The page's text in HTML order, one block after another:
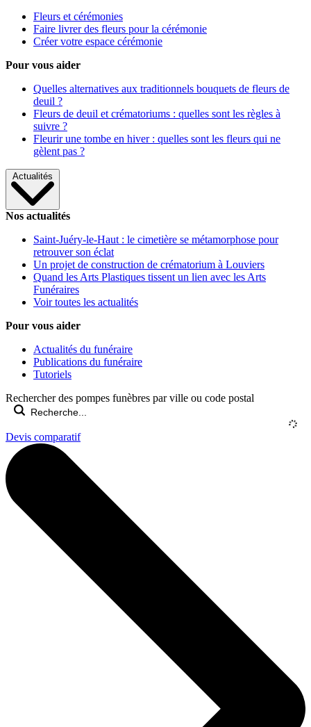
Fleurs et cérémonies
Faire livrer des fleurs pour la cérémonie
Créer votre espace cérémonie
Pour vous aider
Quelles alternatives aux traditionnels bouquets de fleurs de
deuil ?
Fleurs de deuil et crématoriums : quelles sont les règles à
suivre ?
Fleurir une tombe en hiver : quelles sont les fleurs qui ne
gèlent pas ?
Actualités
Nos actualités
Saint-Juéry-le-Haut : le cimetière se métamorphose pour
retrouver son éclat
Un projet de construction de crématorium à Louviers
Quand les Arts Plastiques tissent un lien avec les Arts
Funéraires
Voir toutes les actualités
Pour vous aider
Actualités du funéraire
Publications du funéraire
Tutoriels
Rechercher des pompes funèbres par ville ou code postal
Devis comparatif